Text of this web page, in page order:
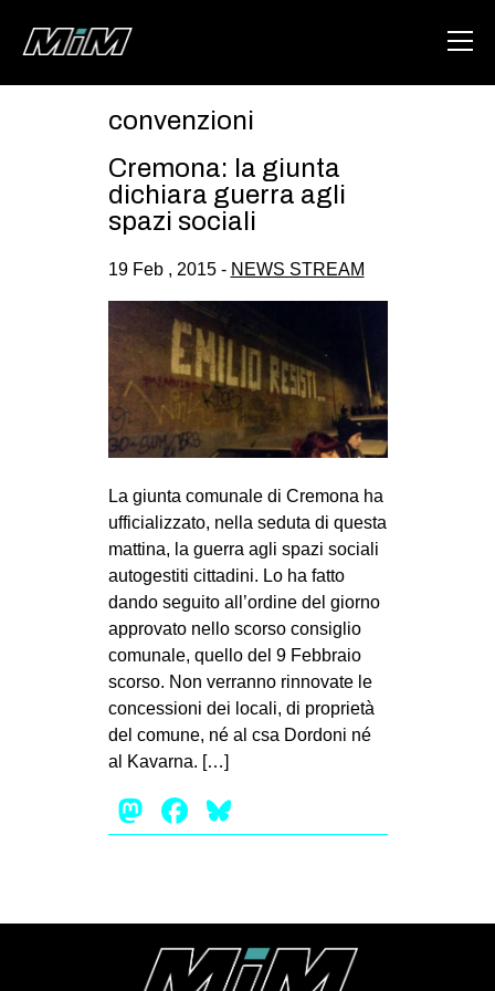
ABOUT
DEGENERAZIONE
GAZA FREESTYLE
CSOA LAMBRETTA
MSM
STUDENTI TSUNAMI
ZAM
MILANO
MOBILITAZIONI
SPAZI
SPORT POPOLARE
MOVIMENTI
AMBIENTE
ANTIFASCISMO
GENERI
STUDENTI
convenzioni
Cremona: la giunta
dichiara guerra agli
spazi sociali
19 Feb , 2015 - NEWS STREAM
La giunta comunale di Cremona ha
ufficializzato, nella seduta di questa
mattina, la guerra agli spazi sociali
autogestiti cittadini. Lo ha fatto
dando seguito all’ordine del giorno
approvato nello scorso consiglio
comunale, quello del 9 Febbraio
scorso. Non verranno rinnovate le
concessioni dei locali, di proprietà
del comune, né al csa Dordoni né
al Kavarna. […]
Mastodon
Facebook